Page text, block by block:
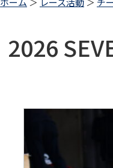
2026